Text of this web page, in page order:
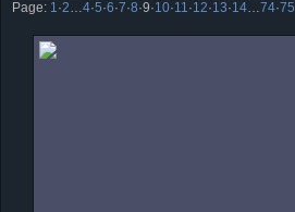
Page: 1 ·2 4·5·6·7·8·9·10·11 ·12·13·14 74·75